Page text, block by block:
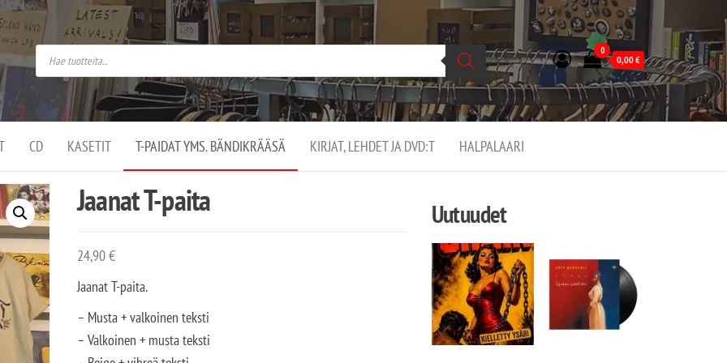
–
on
0
0,00€
CD KASETIT T-PAIDAT YMS. BÄNDIKRÄÄSÄ KIRJAT, LEHDET JA DVD:T HALPALAARI
Jaanat T-paita
24,90€
Jaanat T-paita.
– Musta + valkoinen teksti
– Valkoinen + musta teksti
Uutuudet